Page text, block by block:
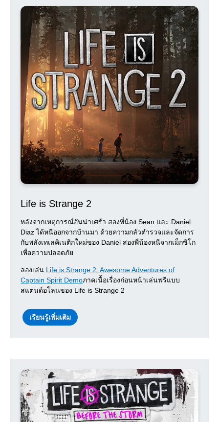
Life is Strange 2
หลังจากเหตุการณ์อันน่าเศร้า สองพี่น้อง Sean และ Daniel
Diaz ได้หนีออกจากบ้านมา ด้วยความกลัวตำรวจและจัดการ
กับพลังเทเลคิเนติกใหม่ของ Daniel สองพี่น้องหนีจากเม็กซิโก
เพื่อความปลอดภัย
ลองเล่น Life is Strange 2: Awesome Adventures of
Captain Spirit Demoภาคเนื้อเรื่องก่อนหน้าเล่นฟรีแบบ
สแตนด์อโลนของ Life is Strange 2
เรียนรู้เพิ่มเติม